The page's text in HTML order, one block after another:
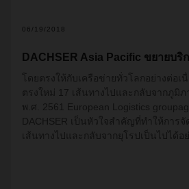
06/19/2018
DACHSER Asia Pacific ขยายบริ
โดยตรง
ให้กับเครือข่ายทั่วโลกอย่างต่อเ
ตรงใหม่
17 เส้นทางไปและกลับจาก
ภูมิ
พ.ศ. 2561
European Logistics
DACHSER
เป็นหัวใจสำคัญที่ทำให้ การ
เส้นทางไปและกลับจากยุโรปเป็นไปได้อ